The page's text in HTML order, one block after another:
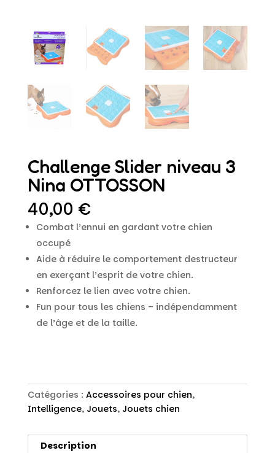
Challenge Slider niveau 3
Nina OTTOSSON
40,00 €
Combat l’ennui en gardant votre chien
occupé
Aide à réduire le comportement destructeur
en exerçant l’esprit de votre chien.
Renforcez le lien avec votre chien.
Fun pour tous les chiens – indépendamment
de l’âge et de la taille.
Catégories : Accessoires pour chien,
Intelligence, Jouets, Jouets chien
Description